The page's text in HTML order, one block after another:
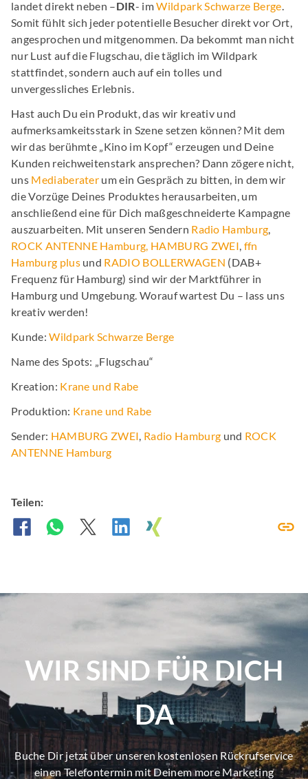
landet direkt neben –DIR- imWildpark Schwarze Berge.
Somit fühlt sich jeder potentielle Besucher direkt vor Ort,
angesprochen und mitgenommen. Da bekommt man nicht
nur Lust auf die Flugschau, die täglich im Wildpark
stattfindet, sondern auch auf ein tolles und
unvergessliches Erlebnis.
Hast auch Du ein Produkt, das wir kreativ und
aufmerksamkeitsstark in Szene setzen können? Mit dem
wir das berühmte „Kino im Kopf“ erzeugen und Deine
Kunden reichweitenstark ansprechen? Dann zögere nicht,
uns Mediaberater um ein Gespräch zu bitten, in dem wir
die Vorzüge Deines Produktes herausarbeiten, um
anschließend eine für Dich maßgeschneiderte Kampagne
auszuarbeiten. Mit unseren Sendern Radio Hamburg,
ROCK ANTENNE Hamburg, HAMBURG ZWEI, ffn
Hamburg plusund RADIO BOLLERWAGEN (DAB+
Frequenz für Hamburg) sind wir der Marktführer in
Hamburg und Umgebung. Worauf wartest Du – lass uns
kreativ werden!
Kunde:Wildpark Schwarze Berge
Name des Spots: „Flugschau“
Kreation: Krane und Rabe
Produktion: Krane und Rabe
Sender: HAMBURG ZWEI, Radio Hamburg und ROCK
ANTENNE Hamburg
Teilen:
WIR SIND FÜR DICH
DA
Buche Dir jetzt über unseren kostenlosen Rückrufservice
einen Telefontermin mit Deinem more Marketing